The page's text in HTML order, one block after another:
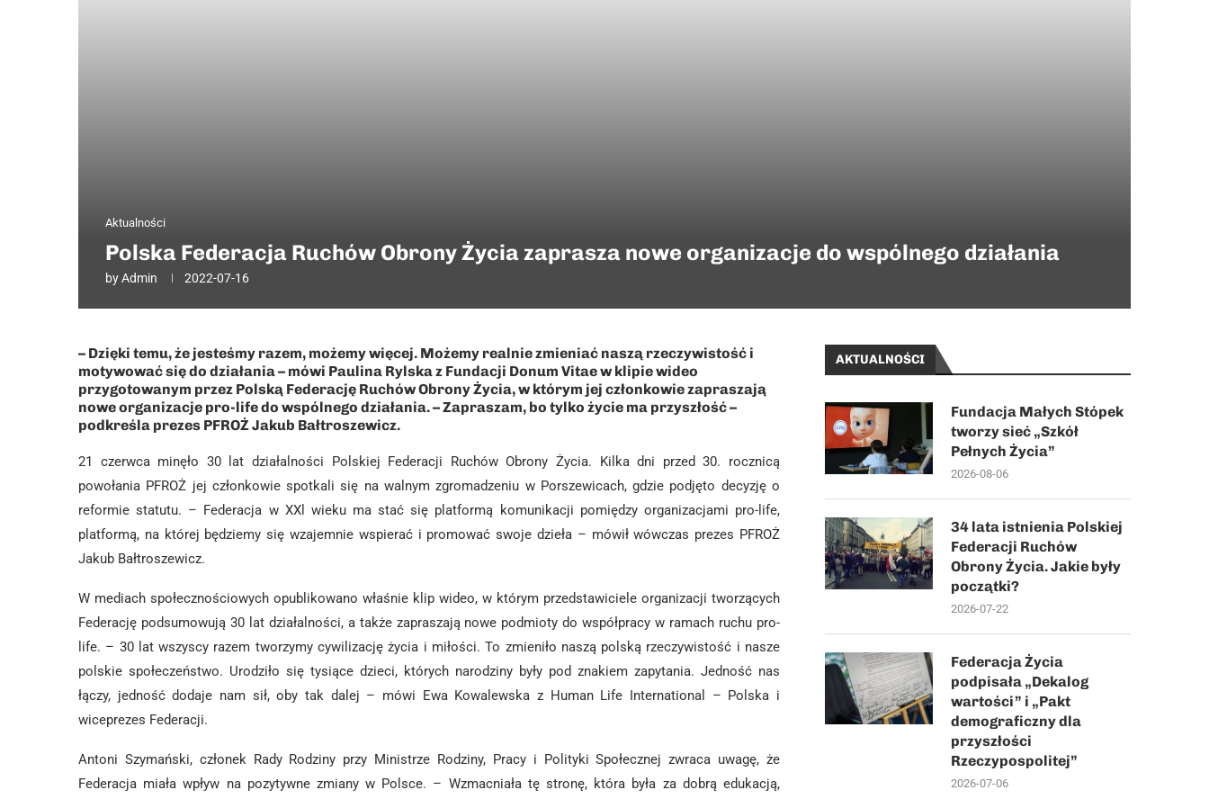
Aktualności
Polska Federacja Ruchów Obrony Życia zaprasza nowe organizacje do wspólnego działania
byAdmin 2022-07-16
– Dzięki temu, że jesteśmy razem, możemy więcej. Możemy realnie zmieniać naszą rzeczywistość i
motywować się do działania – mówi Paulina Rylska z Fundacji Donum Vitae w klipie wideo
przygotowanym przez Polską Federację Ruchów Obrony Życia, w którym jej członkowie zapraszają
nowe organizacje pro-life do wspólnego działania. – Zapraszam, bo tylko życie ma przyszłość –
podkreśla prezes PFROŻ Jakub Bałtroszewicz.
21 czerwca minęło 30 lat działalności Polskiej Federacji Ruchów Obrony Życia. Kilka dni przed 30. rocznicą
powołania PFROŻ jej członkowie spotkali się na walnym zgromadzeniu w Porszewicach, gdzie podjęto decyzję o
reformie statutu. – Federacja w XXl wieku ma stać się platformą komunikacji pomiędzy organizacjami pro-life,
platformą, na której będziemy się wzajemnie wspierać i promować swoje dzieła – mówił wówczas prezes PFROŻ
Jakub Bałtroszewicz.
W mediach społecznościowych opublikowano właśnie klip wideo, w którym przedstawiciele organizacji tworzących
Federację podsumowują 30 lat działalności, a także zapraszają nowe podmioty do współpracy w ramach ruchu pro-
life. – 30 lat wszyscy razem tworzymy cywilizację życia i miłości. To zmieniło naszą polską rzeczywistość i nasze
polskie społeczeństwo. Urodziło się tysiące dzieci, których narodziny były pod znakiem zapytania. Jedność nas
łączy, jedność dodaje nam sił, oby tak dalej – mówi Ewa Kowalewska z Human Life International – Polska i
wiceprezes Federacji.
Antoni Szymański, członek Rady Rodziny przy Ministrze Rodziny, Pracy i Polityki Społecznej zwraca uwagę, że
Federacja miała wpływ na pozytywne zmiany w Polsce. – Wzmacniała tę stronę, która była za dobrą edukacją,
AKTUALNOŚCI
Fundacja Małych Stópek
tworzy sieć „Szkół
Pełnych Życia”
2026-08-06
34 lata istnienia Polskiej
Federacji Ruchów
Obrony Życia. Jakie były
początki?
2026-07-22
Federacja Życia
podpisała „Dekalog
wartości” i „Pakt
demograficzny dla
przyszłości
Rzeczypospolitej”
2026-07-06